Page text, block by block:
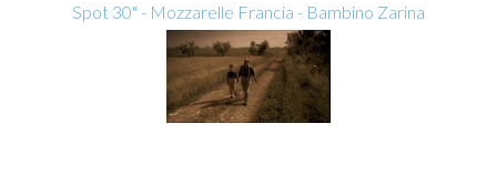
Spot 30" - Mozzarelle Francia - Bambino Zarina